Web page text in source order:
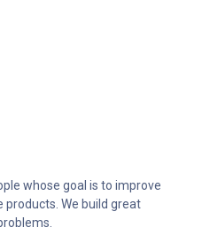
whose goal is to improve
We build great